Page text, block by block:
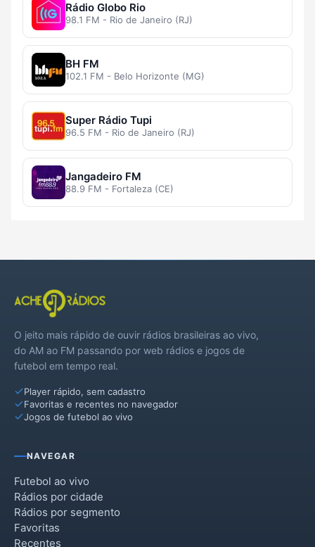
Rádio Globo Rio
98.1 FM - Rio de Janeiro (RJ)
BH FM
102.1 FM - Belo Horizonte (MG)
Super Rádio Tupi
96.5 FM - Rio de Janeiro (RJ)
Jangadeiro FM
88.9 FM - Fortaleza (CE)
O jeito mais rápido de ouvir rádios brasileiras ao vivo,
do AM ao FM passando por web rádios e jogos de
futebol em tempo real.
Player rápido, sem cadastro
Favoritas e recentes no navegador
Jogos de futebol ao vivo
NAVEGAR
Futebol ao vivo
Rádios por cidade
Rádios por segmento
Favoritas
Recentes